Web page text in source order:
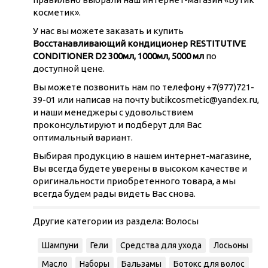
косметик».
У нас вы можете заказать и купить
Восстанавливающий кондиционер RESTITUTIVE
CONDITIONER D2 300мл, 1000мл, 5000 мл по
доступной цене.
Вы можете позвонить нам по телефону +7(977)721-
39-01 или написав на почту butikcosmetic@yandex.ru,
и наши менеджеры с удовольствием
проконсультируют и подберут для Вас
оптимальный вариант.
Выбирая продукцию в нашем интернет-магазине,
Вы всегда будете уверены в высоком качестве и
оригинальности приобретенного товара, а мы
всегда будем рады видеть Вас снова.
Другие категории из раздела: Волосы
Шампуни Гели Средства для ухода
Лосьоны
Масло
Наборы Бальзамы Ботокс для волос